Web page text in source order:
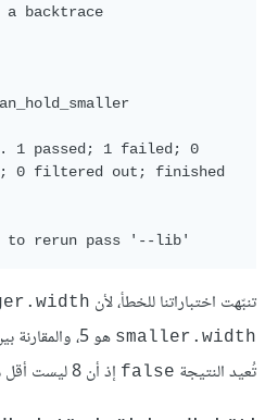
backtrace
1 passed; 1 failed; 0
0 filtered out; finished
تنبّهت اختباراتنا للخطأ، لأن
smaller.width هو 5، والمقارنة بين العرضَين في
تُعيد النتيجة false إذ أن 8 ليست أقل من 5.